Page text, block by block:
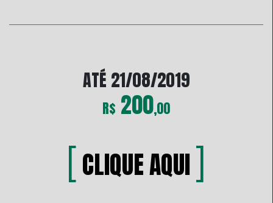
ATÉ 21/08/2019
R$ 200,00
[CLIQUE AQUI]